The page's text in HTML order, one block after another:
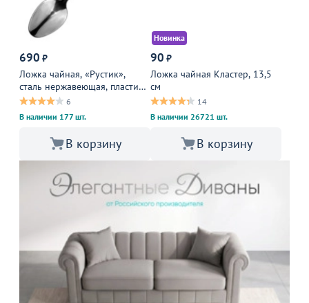
690 ₽
Ложка чайная, «Рустик»,
сталь нержавеющая, пластик,
27 мм, металлический
6
В наличии 177 шт.
В корзину
Новинка
90 ₽
Ложка чайная Кластер, 13,5
см
14
В наличии 26721 шт.
В корзину